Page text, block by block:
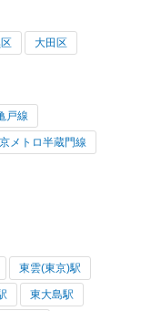
大田区
戸線
メトロ半蔵門線
東雲(東京)駅
東大島駅